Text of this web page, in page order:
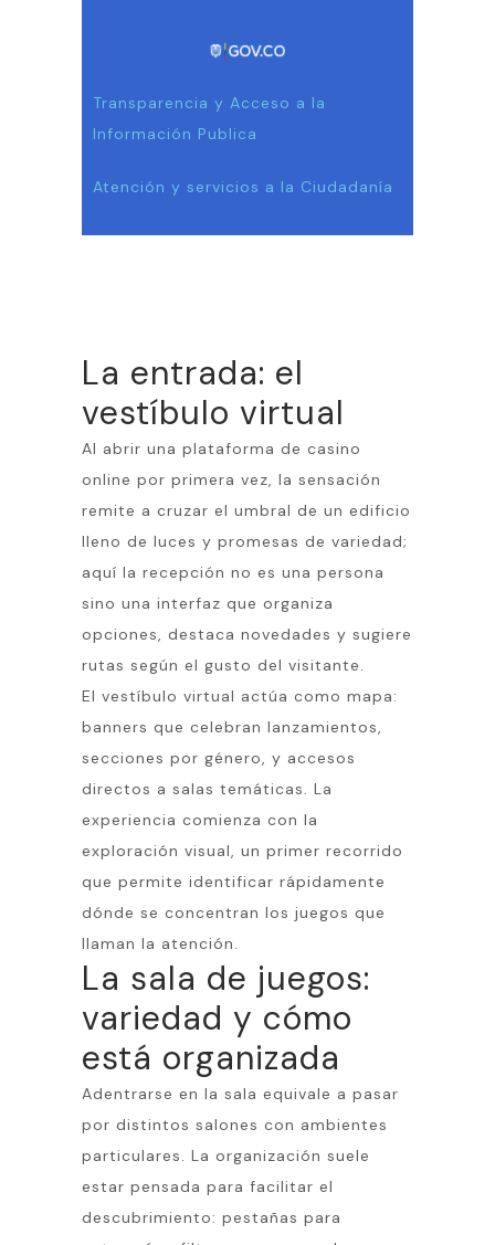
Transparencia y Acceso a la
Información Publica
Atención y servicios a la Ciudadanía
La entrada: el
vestíbulo virtual
Al abrir una plataforma de casino
online por primera vez, la sensación
remite a cruzar el umbral de un edificio
lleno de luces y promesas de variedad;
aquí la recepción no es una persona
sino una interfaz que organiza
opciones, destaca novedades y sugiere
rutas según el gusto del visitante.
El vestíbulo virtual actúa como mapa:
banners que celebran lanzamientos,
secciones por género, y accesos
directos a salas temáticas. La
experiencia comienza con la
exploración visual, un primer recorrido
que permite identificar rápidamente
dónde se concentran los juegos que
llaman la atención.
La sala de juegos:
variedad y cómo
está organizada
Adentrarse en la sala equivale a pasar
por distintos salones con ambientes
particulares. La organización suele
estar pensada para facilitar el
descubrimiento: pestañas para